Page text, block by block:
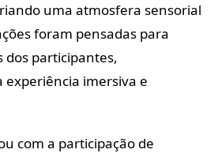
uma atmosfera sensorial
foram pensadas para
dos participantes,
imersiva e
com a participação de